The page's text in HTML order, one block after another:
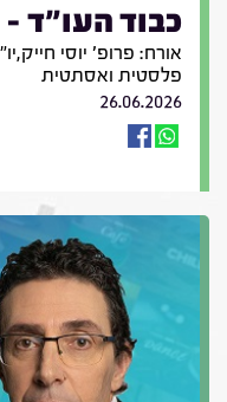
כבוד העו"ד - 26.06.26
אורח: פרופ' יוסי
פלסטית ואסתטית
26.06.2026